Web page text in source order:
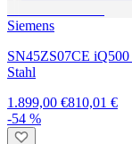
Siemens
SN45ZS07CE iQ500
Stahl
1.899,00 €810,01 €
-54 %